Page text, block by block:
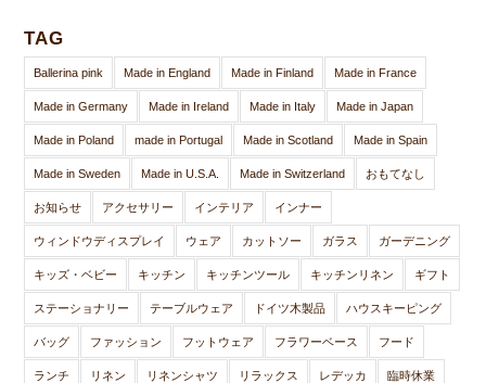
TAG
Ballerina pink Made in England Made in Finland Made in France
Made in Germany Made in Ireland Made in Italy Made in Japan
Made in Poland made in Portugal Made in Scotland Made in Spain
Made in Sweden Made in U.S.A. Made in Switzerland おもてなし
お知らせ アクセサリー インテリア インナー
ウィンドウディスプレイ ウェア カットソー ガラス ガーデニング
キッズ・ベビー キッチン キッチンツール キッチンリネン ギフト
ステーショナリー テーブルウェア ドイツ木製品 ハウスキーピング
バッグ ファッション フットウェア フラワーベース フード
ランチ リネン リネンシャツ リラックス レデッカ 臨時休業